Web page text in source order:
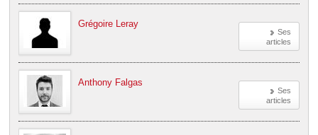
Ses
articles
Grégoire Leray
Ses
articles
Anthony Falgas